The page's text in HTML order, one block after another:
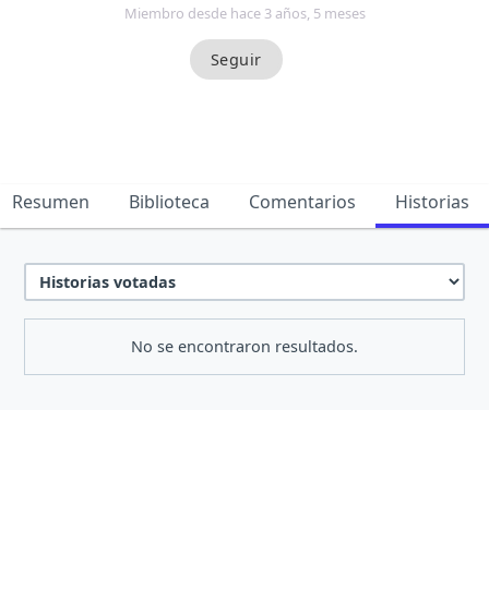
Miembro desde hace 3 años, 5 meses
Resumen Biblioteca Comentarios Historias
No se encontraron resultados.